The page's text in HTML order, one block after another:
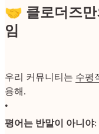
🤝 클로더즈만
임
우리 커뮤니티는 수평
용해.
•
평어는 반말이 아니야: